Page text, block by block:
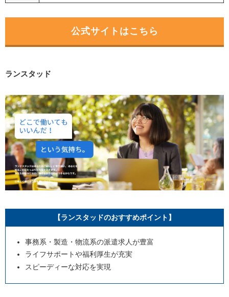
公式サイトはこちら
ランスタッド
【ランスタッドのおすすめポイント】
事務系・製造・物流系の派遣求人が豊富
ライフサポートや福利厚生が充実
スピーディーな対応を実現